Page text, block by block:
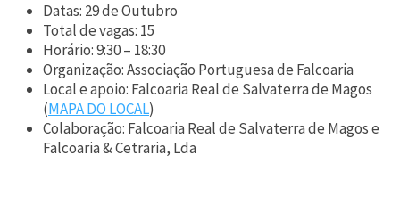
Datas: 29 de Outubro
Total de vagas: 15
Horário: 9:30 – 18:30
Organização: Associação Portuguesa de Falcoaria
Local e apoio: Falcoaria Real de Salvaterra de Magos
(MAPA DO LOCAL)
Colaboração: Falcoaria Real de Salvaterra de Magos e
Falcoaria & Cetraria, Lda